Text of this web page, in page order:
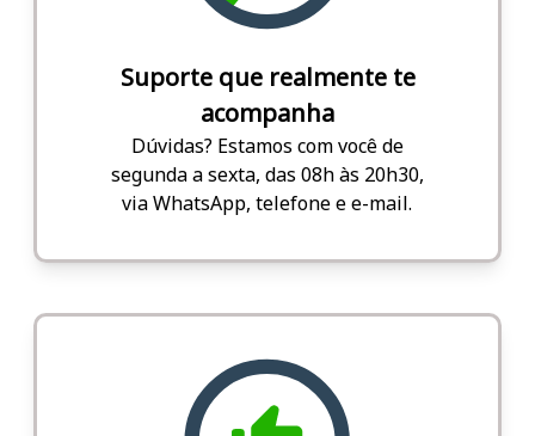
Suporte que realmente te
acompanha
Dúvidas? Estamos com você de
segunda a sexta, das 08h às 20h30,
via WhatsApp, telefone e e-mail.